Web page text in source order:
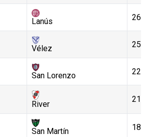
Lanús 26
Vélez 25
San Lorenzo 22
River
21
San Martín 18